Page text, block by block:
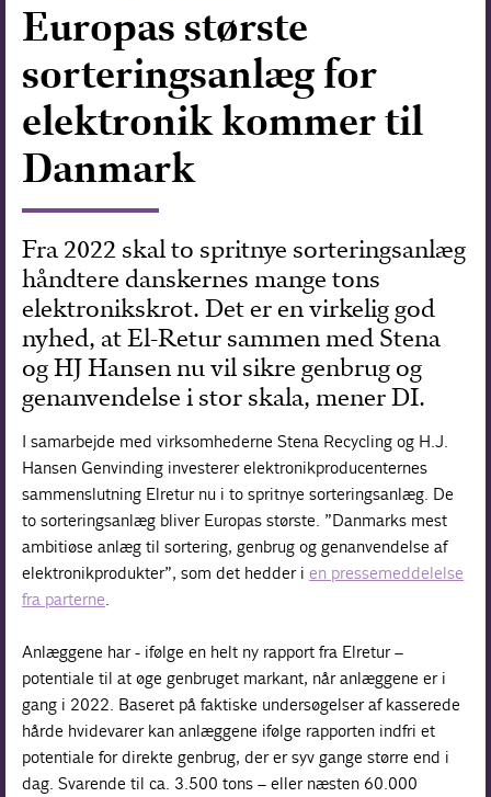
Europas største
sorteringsanlæg for
elektronik kommer til
Danmark
Fra 2022 skal to spritnye sorteringsanlæg
håndtere danskernes mange tons
elektronikskrot. Det er en virkelig god
nyhed, at El-Retur sammen med Stena
og HJ Hansen nu vil sikre genbrug og
genanvendelse i stor skala, mener DI.
I samarbejde med virksomhederne Stena Recycling og H.J.
Hansen Genvinding investerer elektronikproducenternes
sammenslutning Elretur nu i to spritnye sorteringsanlæg. De
to sorteringsanlæg bliver Europas største. ”Danmarks mest
ambitiøse anlæg til sortering, genbrug og genanvendelse af
elektronikprodukter”, som det hedder ien pressemeddelelse
fra parterne
Anlæggene har - ifølge en helt ny rapport fra Elretur –
potentiale til at øge genbruget markant, når anlæggene er i
gang i 2022. Baseret på faktiske undersøgelser af kasserede
hårde hvidevarer kan anlæggene ifølge rapporten indfri et
potentiale for direkte genbrug, der er syv gange større end i
dag. Svarende til ca. 3.500 tons – eller næsten 60.000